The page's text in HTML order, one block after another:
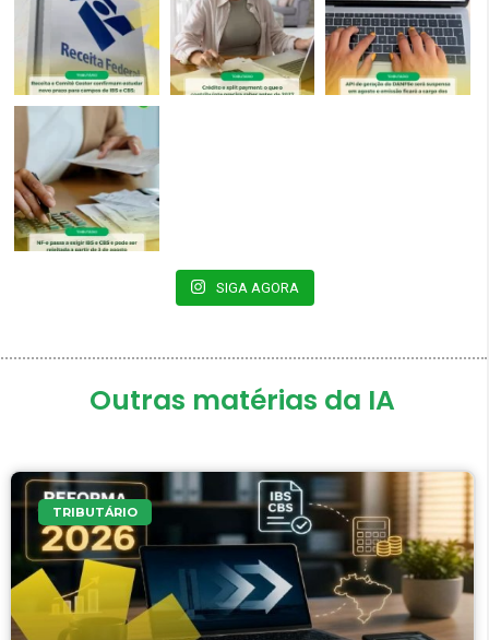
SIGA AGORA
Outras matérias da IA
TRIBUTÁRIO